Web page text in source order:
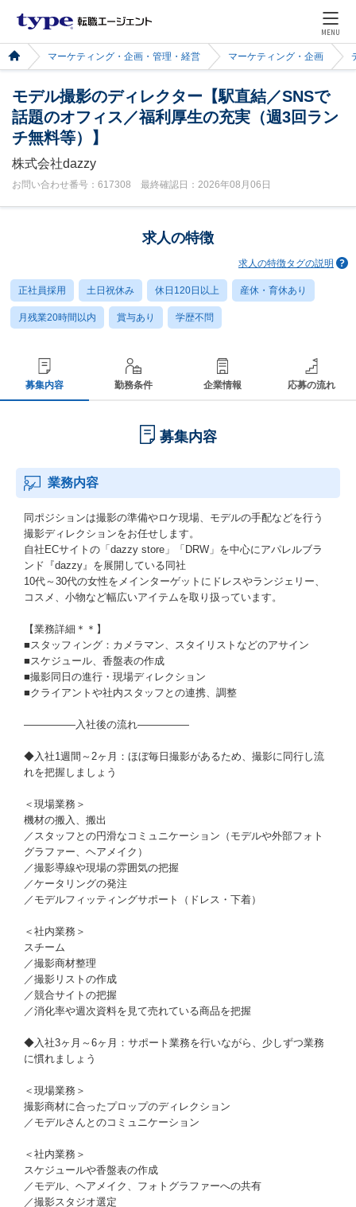
MENU
マーケティング・企画・管理・経営 マーケティング・企画
モデル撮影のディレクター【駅直結／SNSで
話題のオフィス／福利厚生の充実（週3回ラン
チ無料等）】
株式会社dazzy
お問い合わせ番号：617308 最終確認日：2026年08月06日
求人の特徴
求人の特徴タグの説明
正社員採用 土日祝休み 休日120日以上 産休・育休あり
月残業20時間以内 賞与あり 学歴不問
募集内容 勤務条件 企業情報 応募の流れ
募集内容
業務内容
同ポジションは撮影の準備やロケ現場、モデルの手配などを行う
撮影ディレクションをお任せします。
自社ECサイトの「dazzy store」「DRW」を中心にアパレルブラ
ンド『dazzy』を展開している同社
10代～30代の女性をメインターゲットにドレスやランジェリー、
コスメ、小物など幅広いアイテムを取り扱っています。
【業務詳細＊＊】
■スタッフィング：カメラマン、スタイリストなどのアサイン
■スケジュール、香盤表の作成
■撮影同日の進行・現場ディレクション
■クライアントや社内スタッフとの連携、調整
―――――入社後の流れ―――――
◆入社1週間～2ヶ月：ほぼ毎日撮影があるため、撮影に同行し流
れを把握しましょう
＜現場業務＞
機材の搬入、搬出
／スタッフとの円滑なコミュニケーション（モデルや外部フォト
グラファー、ヘアメイク）
／撮影導線や現場の雰囲気の把握
／ケータリングの発注
／モデルフィッティングサポート（ドレス・下着）
＜社内業務＞
スチーム
／撮影商材整理
／撮影リストの作成
／競合サイトの把握
／消化率や週次資料を見て売れている商品を把握
◆入社3ヶ月～6ヶ月：サポート業務を行いながら、少しずつ業務
に慣れましょう
＜現場業務＞
撮影商材に合ったプロップのディレクション
／モデルさんとのコミュニケーション
＜社内業務＞
スケジュールや香盤表の作成
／モデル、ヘアメイク、フォトグラファーへの共有
／撮影スタジオ選定